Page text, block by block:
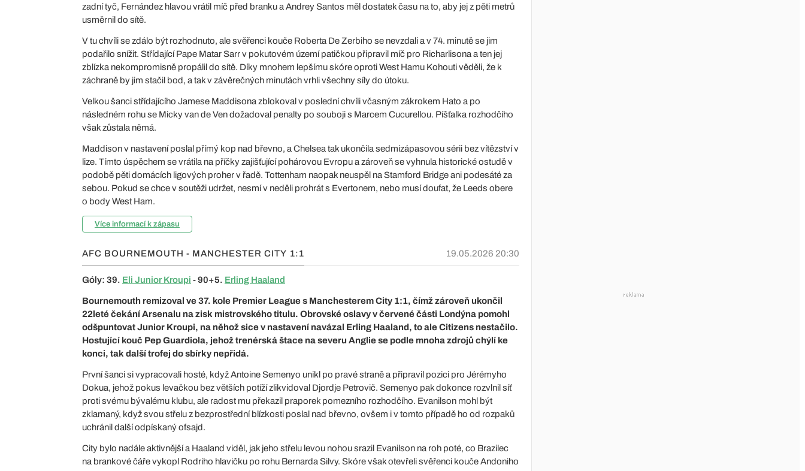
zadní tyč, Fernández hlavou vrátil míč před branku a Andrey Santos měl dostatek času na to, aby jej z pěti metrů
usměrnil do sítě.
V tu chvíli se zdálo být rozhodnuto, ale svěřenci kouče Roberta De Zerbiho se nevzdali a v 74. minutě se jim
podařilo snížit. Střídající Pape Matar Sarr v pokutovém území patičkou připravil míč pro Richarlisona a ten jej
zblízka nekompromisně propálil do sítě. Díky mnohem lepšímu skóre oproti West Hamu Kohouti věděli, že k
záchraně by jim stačil bod, a tak v závěrečných minutách vrhli všechny síly do útoku.
Velkou šanci střídajícího Jamese Maddisona zblokoval v poslední chvíli včasným zákrokem Hato a po
následném rohu se Micky van de Ven dožadoval penalty po souboji s Marcem Cucurellou. Píšťalka rozhodčího
však zůstala němá.
Maddison v nastavení poslal přímý kop nad břevno, a Chelsea tak ukončila sedmizápasovou sérii bez vítězství v
lize. Tímto úspěchem se vrátila na příčky zajišťující pohárovou Evropu a zároveň se vyhnula historické ostudě v
podobě pěti domácích ligových proher v řadě. Tottenham naopak neuspěl na Stamford Bridge ani podesáté za
sebou. Pokud se chce v soutěži udržet, nesmí v neděli prohrát s Evertonem, nebo musí doufat, že Leeds obere
o body West Ham.
Více informací k zápasu
AFC BOURNEMOUTH - MANCHESTER CITY 1:1 19.05.2026 20:30
Góly: 39. Eli Junior Kroupi - 90+5. Erling Haaland
Bournemouth remizoval ve 37. kole Premier League s Manchesterem City 1:1, čímž zároveň ukončil
22leté čekání Arsenalu na zisk mistrovského titulu. Obrovské oslavy v červené části Londýna pomohl
odšpuntovat Junior Kroupi, na něhož sice v nastavení navázal Erling Haaland, to ale Citizens nestačilo.
Hostující kouč Pep Guardiola, jehož trenérská štace na severu Anglie se podle mnoha zdrojů chýlí ke
konci, tak další trofej do sbírky nepřidá.
První šanci si vypracovali hosté, když Antoine Semenyo unikl po pravé straně a připravil pozici pro Jérémyho
Dokua, jehož pokus levačkou bez větších potíží zlikvidoval Djordje Petrovič. Semenyo pak dokonce rozvlnil síť
proti svému bývalému klubu, ale radost mu překazil praporek pomezního rozhodčího. Evanilson mohl být
zklamaný, když svou střelu z bezprostřední blízkosti poslal nad břevno, ovšem i v tomto případě ho od rozpaků
uchránil další odpískaný ofsajd.
City bylo nadále aktivnější a Haaland viděl, jak jeho střelu levou nohou srazil Evanilson na roh poté, co Brazilec
na brankové čáře vykopl Rodriho hlavičku po rohu Bernarda Silvy. Skóre však otevřeli svěřenci kouče Andoniho